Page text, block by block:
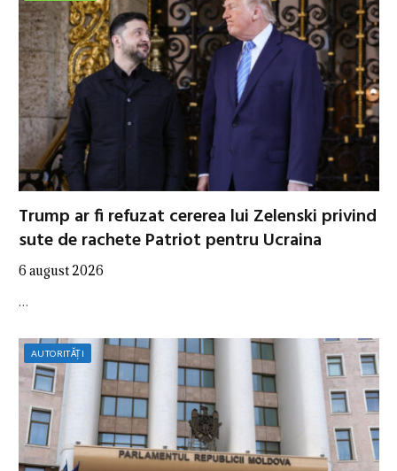
Trump ar fi refuzat cererea lui Zelenski privind
sute de rachete Patriot pentru Ucraina
6 august 2026
…
AUTORITĂȚI